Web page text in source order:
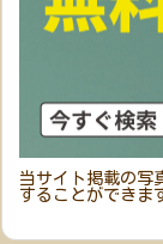
当サイト掲載の写
することができま